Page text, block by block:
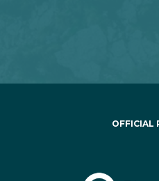
OFFICIAL